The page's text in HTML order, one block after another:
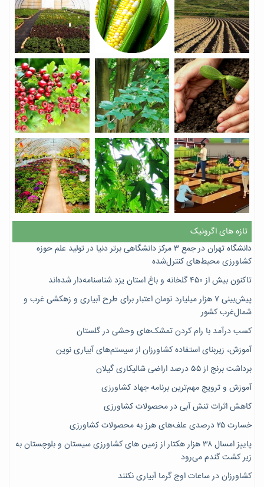
تازه های اگرونیک
دانشگاه تهران در جمع ۳ مرکز دانشگاهی برتر دنیا در تولید علم حوزه
کشاورزی محیط‌های کنترل‌شده
تاکنون بیش از ۴۵۰ گلخانه و باغ استان یزد شناسنامه‌دار شده‌اند
پیش‌بینی ۷‌ هزار میلیارد تومان اعتبار برای طرح آبیاری و زهکشی غرب و
شمال‌غرب کشور
کسب درآمد با رام کردن تمشک‌های وحشی در گلستان
آموزش، زیربنای استفاده کشاورزان از سیستم‌های آبیاری نوین
برداشت برنج از ۵۵ درصد اراضی شالیکاری گیلان
آموزش و ترویج مهم‌ترین برنامه جهاد کشاورزی
کاهش اثرات تنش آبی در محصولات کشاورزی
خسارت ۲۵ درصدی علف‌های هرز به محصولات کشاورزی
پاییز امسال ۳۸ هزار هکتار از زمین های کشاورزی سیستان و بلوچستان به
زیر کشت گندم می‌رود
کشاورزان در ساعات اوج گرما آبیاری نکنند